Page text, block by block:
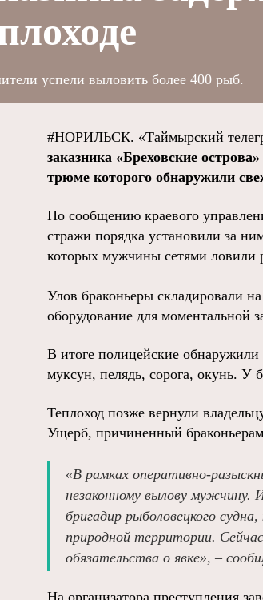
успели выловить более 400 рыб.
#НОРИЛЬСК. «Таймырский
заказника «Бреховские
трюме которого обнаружили
По сообщению краевого
стражи порядка установили за
которых мужчины сетями ловили
Улов браконьеры складировали
оборудование для моментальной
В итоге полицейские
муксун, пелядь, сорога, окунь. У
Теплоход позже вернули
Ущерб, причиненный
«В рамках оперативно-
незаконному вылову мужчину.
бригадир рыболовецкого
природной территории.
обязательства о явке», –
На организатора преступления